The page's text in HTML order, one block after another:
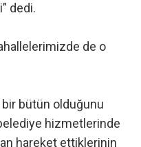
dedi.
de o
bir bütün olduğunu
hizmetlerinde
hareket ettiklerinin